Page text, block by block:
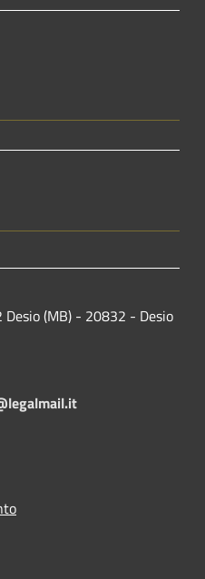
Desio (MB) - 20832 - Desio